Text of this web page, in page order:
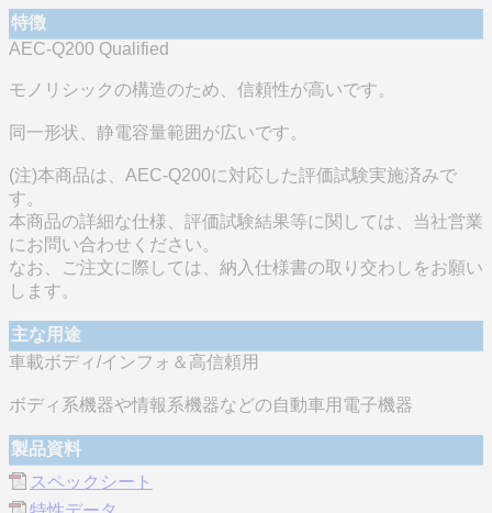
特徴
AEC-Q200 Qualified
モノリシックの構造のため、信頼性が高いです。
同一形状、静電容量範囲が広いです。
(注)本商品は、AEC-Q200に対応した評価試験実施済みで
す。
本商品の詳細な仕様、評価試験結果等に関しては、当社営業
にお問い合わせください。
なお、ご注文に際しては、納入仕様書の取り交わしをお願い
します。
主な用途
車載ボディ/インフォ＆高信頼用
ボディ系機器や情報系機器などの自動車用電子機器
製品資料
スペックシート